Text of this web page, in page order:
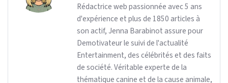
Rédactrice web passionnée avec 5 ans
d'expérience et plus de 1850 articles à
son actif, Jenna Barabinot assure pour
Demotivateur le suivi de l'actualité
Entertainment, des célébrités et des faits
de société. Véritable experte de la
thématique canine et de la cause animale,